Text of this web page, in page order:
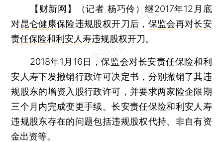
【财新网】（记者 杨巧伶） 继2017年12月底
对昆仑健康保险违规股权开刀后， 保监会再对长安
责任保险和利安人寿违规股权开刀。
2018年1月16日，保监会对长安责任保险和利
安人寿下发撤销行政许可决定书，分别撤销了其违
规股东的增资入股行政许可，并要求两家险企限期
三个月内完成变更手续。长安责任保险和利安人寿
违规股东存在的问题包括违规股权代持、非自有资
金出资等。